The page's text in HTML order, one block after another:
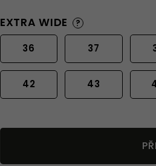
EXTRA WIDE ?
36 37
42 43